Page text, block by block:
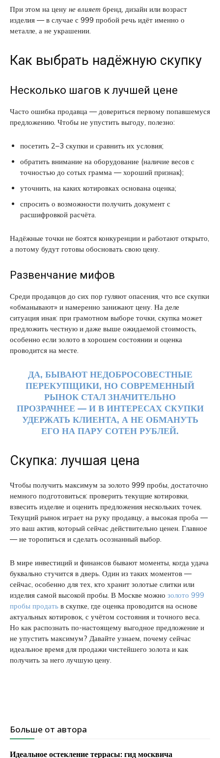
При этом на цену не влияет бренд, дизайн или возраст
изделия — в случае с 999 пробой речь идёт именно о
металле, а не украшении.
Как выбрать надёжную скупку
Несколько шагов к лучшей цене
Часто ошибка продавца — довериться первому попавшемуся
предложению. Чтобы не упустить выгоду, полезно:
посетить 2–3 скупки и сравнить их условия;
обратить внимание на оборудование (наличие весов с
точностью до сотых грамма — хороший признак);
уточнить, на каких котировках основана оценка;
спросить о возможности получить документ с
расшифровкой расчёта.
Надёжные точки не боятся конкуренции и работают открыто,
а потому будут готовы обосновать свою цену.
Развенчание мифов
Среди продавцов до сих пор гуляют опасения, что все скупки
«обманывают» и намеренно занижают цену. На деле
ситуация иная: при грамотном выборе точки, скупка может
предложить честную и даже выше ожидаемой стоимость,
особенно если золото в хорошем состоянии и оценка
проводится на месте.
ДА, БЫВАЮТ НЕДОБРОСОВЕСТНЫЕ
ПЕРЕКУПЩИКИ, НО СОВРЕМЕННЫЙ
РЫНОК СТАЛ ЗНАЧИТЕЛЬНО
ПРОЗРАЧНЕЕ — И В ИНТЕРЕСАХ СКУПКИ
УДЕРЖАТЬ КЛИЕНТА, А НЕ ОБМАНУТЬ
ЕГО НА ПАРУ СОТЕН РУБЛЕЙ.
Скупка: лучшая цена
Чтобы получить максимум за золото 999 пробы, достаточно
немного подготовиться: проверить текущие котировки,
взвесить изделие и оценить предложения нескольких точек.
Текущий рынок играет на руку продавцу, а высокая проба —
это ваш актив, который сейчас действительно ценен. Главное
— не торопиться и сделать осознанный выбор.
В мире инвестиций и финансов бывают моменты, когда удача
буквально стучится в дверь. Один из таких моментов —
сейчас, особенно для тех, кто хранит золотые слитки или
изделия самой высокой пробы. В Москве можно золото 999
пробы продать в скупке, где оценка проводится на основе
актуальных котировок, с учётом состояния и точного веса.
Но как распознать по-настоящему выгодное предложение и
не упустить максимум? Давайте узнаем, почему сейчас
идеальное время для продажи чистейшего золота и как
получить за него лучшую цену.
Больше от автора
Идеальное остекление террасы: гид москвича